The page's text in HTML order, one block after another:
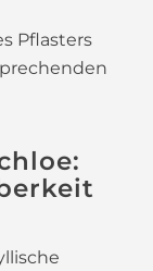
Pflasters